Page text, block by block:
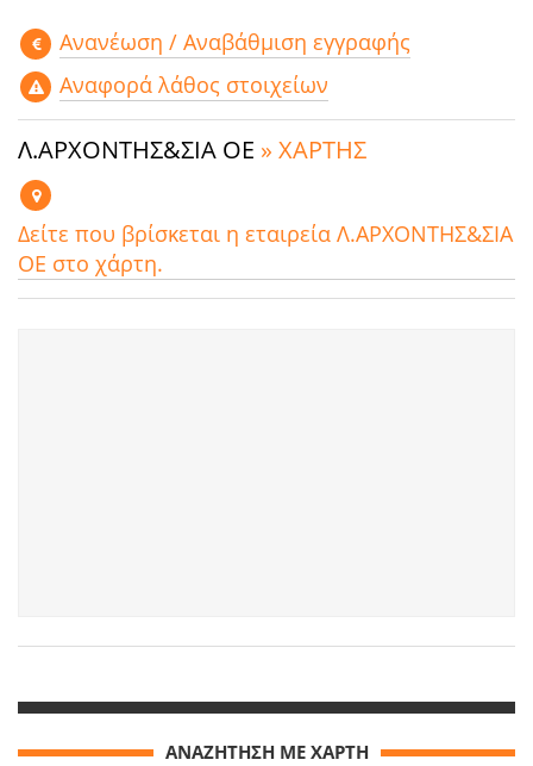
Aνανέωση / Αναβάθμιση εγγραφής
Αναφορά λάθος στοιχείων
Λ.ΑΡΧΟΝΤΗΣ&ΣΙΑ ΟΕ » ΧΑΡΤΗΣ
Δείτε που βρίσκεται η εταιρεία Λ.ΑΡΧΟΝΤΗΣ&ΣΙΑ
ΟΕ στο χάρτη.
ΑΝΑΖΗΤΗΣΗ ΜΕ ΧΑΡΤΗ